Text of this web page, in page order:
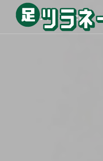
足ツラネーゼとは